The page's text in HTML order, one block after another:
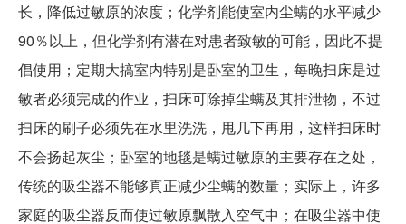
长，降低过敏原的浓度；化学剂能使室内尘螨的水平减少
90％以上，但化学剂有潜在对患者致敏的可能，因此不提
倡使用；定期大搞室内特别是卧室的卫生，每晚扫床是过
敏者必须完成的作业，扫床可除掉尘螨及其排泄物，不过
扫床的刷子必须先在水里洗洗，甩几下再用，这样扫床时
不会扬起灰尘；卧室的地毯是螨过敏原的主要存在之处，
传统的吸尘器不能够真正减少尘螨的数量；实际上，许多
家庭的吸尘器反而使过敏原飘散入空气中；在吸尘器中使